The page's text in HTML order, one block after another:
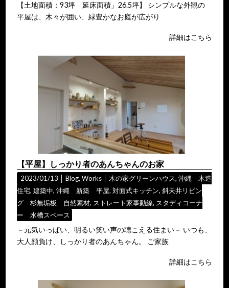
【土地面積：93坪 延床面積」26.5坪】 シンプルな外観の
平屋は、木々が囲い、緑豊かなお庭が広がり
詳細はこちら
【平屋】しっかり者のあんちゃんのお家
2023/01/13 │Blog,Works 木の家グリーンハウス,沖縄 木造
住宅,建築中,沖縄 新築 平屋,対面式キッチン,斜天井リビン
グ 杉無垢板 自然素材, ストレート家事動線, スタディコーナ
ー 水槽スペース
－元気いっぱい、明るい笑い声の聴こえる住まい－ いつも、
大人顔負け、しっかり者のあんちゃん。 ご家族
詳細はこちら